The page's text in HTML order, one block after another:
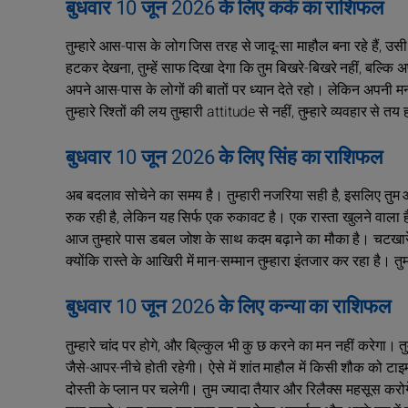
बुधवार 10 जून 2026 के लिए कर्क का राशिफल
तुम्हारे आस-पास के लोग जिस तरह से जादू-सा माहौल बना रहे हैं,
हटकर देखना, तुम्हें साफ दिखा देगा कि तुम बिखरे-बिखरे नहीं,
अपने आस-पास के लोगों की बातों पर ध्यान देते रहो। लेकिन अपनी
तुम्हारे रिश्तों की लय तुम्हारी attitude से नहीं, तुम्हारे व्यवहार से
बुधवार 10 जून 2026 के लिए सिंह का राशिफल
अब बदलाव सोचेने का समय है। तुम्‍हारी नजरिया सही है, इसलिए
रुक रही है, लेकिन यह सिर्फ एक रुकावट है। एक रास्ता खुलने
आज तुम्हारे पास डबल जोश के साथ कदम बढ़ाने का मौका है।
क्योंकि रास्ते के आखिरी में मान-सम्मान तुम्हारा इंतजार कर रहा
बुधवार 10 जून 2026 के लिए कन्या का राशिफल
तुम्हारे चांद पर होगे, और बि्ल्कुल भी कु छ करने का मन नहीं करेगा।
जैसे-आपर-नीचे होती रहेगी। ऐसे में शांत माहौल में किसी शौक को टाइम
दोस्ती के प्लान पर चलेगी। तुम ज्यादा तैयार और रिलैक्स महसूस